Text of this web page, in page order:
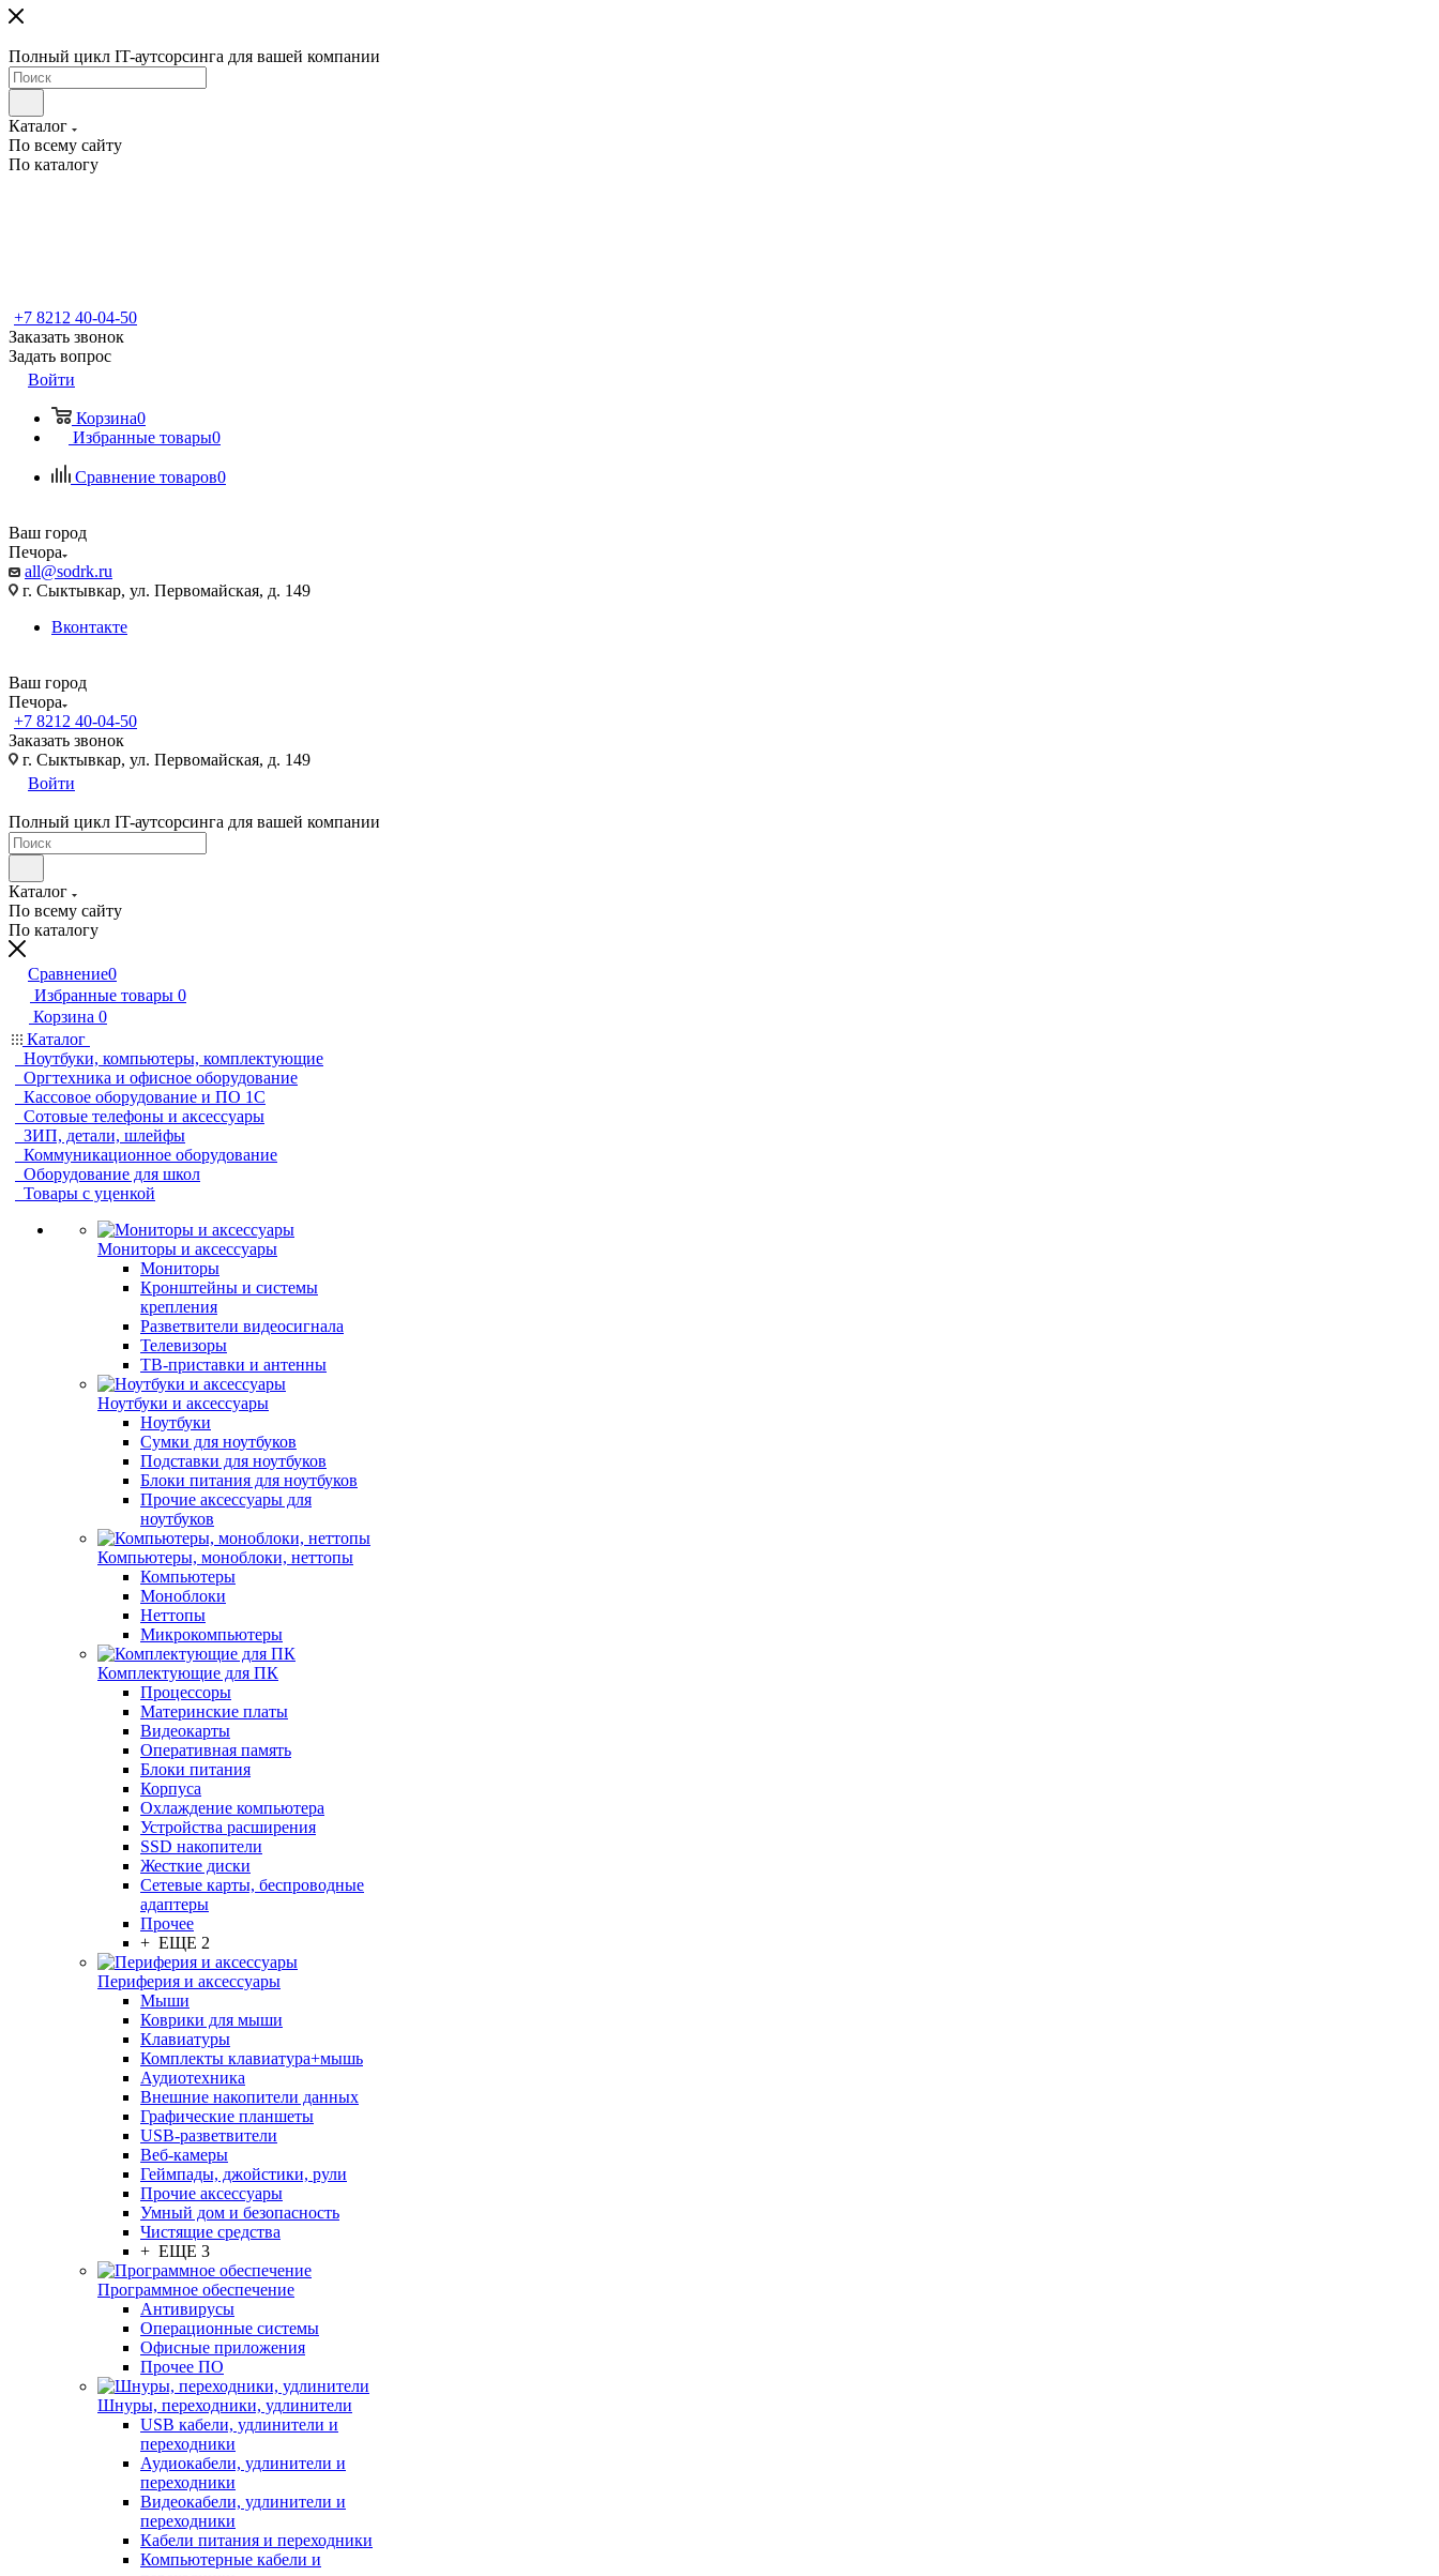
Полный цикл IT-аутсорсинга для вашей компании
Каталог
По всему сайту
По каталогу
+7 8212 40-04-50
Заказать звонок
Задать вопрос
Войти
Корзина0
Избранные товары0
Сравнение товаров0
Ваш город
Печора
all@sodrk.ru
г. Сыктывкар, ул. Первомайская, д. 149
Вконтакте
Ваш город
Печора
+7 8212 40-04-50
Заказать звонок
г. Сыктывкар, ул. Первомайская, д. 149
Войти
Полный цикл IT-аутсорсинга для вашей компании
Каталог
По всему сайту
По каталогу
Сравнение0
Избранные товары 0
Корзина 0
Каталог
Ноутбуки, компьютеры, комплектующие
Оргтехника и офисное оборудование
Кассовое оборудование и ПО 1С
Сотовые телефоны и аксессуары
ЗИП, детали, шлейфы
Коммуникационное оборудование
Оборудование для школ
Товары с уценкой
Мониторы и аксессуары
Мониторы
Кронштейны и системы
крепления
Разветвители видеосигнала
Телевизоры
ТВ-приставки и антенны
Ноутбуки и аксессуары
Ноутбуки
Сумки для ноутбуков
Подставки для ноутбуков
Блоки питания для ноутбуков
Прочие аксессуары для
ноутбуков
Компьютеры, моноблоки, неттопы
Компьютеры
Моноблоки
Неттопы
Микрокомпьютеры
Комплектующие для ПК
Процессоры
Материнские платы
Видеокарты
Оперативная память
Блоки питания
Корпуса
Охлаждение компьютера
Устройства расширения
SSD накопители
Жесткие диски
Сетевые карты, беспроводные
адаптеры
Прочее
+ ЕЩЕ 2
Периферия и аксессуары
Мыши
Коврики для мыши
Клавиатуры
Комплекты клавиатура+мышь
Аудиотехника
Внешние накопители данных
Графические планшеты
USB-разветвители
Веб-камеры
Геймпады, джойстики, рули
Прочие аксессуары
Умный дом и безопасность
Чистящие средства
+ ЕЩЕ 3
Программное обеспечение
Антивирусы
Операционные системы
Офисные приложения
Прочее ПО
Шнуры, переходники, удлинители
USB кабели, удлинители и
переходники
Аудиокабели, удлинители и
переходники
Видеокабели, удлинители и
переходники
Кабели питания и переходники
Компьютерные кабели и